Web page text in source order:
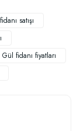
satışı
Gül fidanı fiyatları